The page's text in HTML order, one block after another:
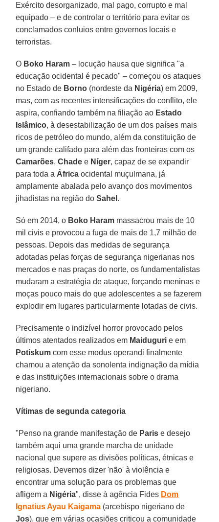
Exército desorganizado, mal pago, corrupto e mal
equipado – e de controlar o território para evitar os
conclamados conluios entre governos locais e
terroristas.
O Boko Haram – locução hausa que significa "a
educação ocidental é pecado" – começou os ataques
no Estado de Borno (nordeste da Nigéria) em 2009,
mas, com as recentes intensificações do conflito, ele
aspira, confiando também na filiação ao Estado
Islâmico, à desestabilização de um dos países mais
ricos de petróleo do mundo, além da constituição de
um grande califado para além das fronteiras com os
Camarões,Chade e Níger, capaz de se expandir
para toda a África ocidental muçulmana, já
amplamente abalada pelo avanço dos movimentos
jihadistas na região doSahel .
Só em 2014, o Boko Haram massacrou mais de 10
mil civis e provocou a fuga de mais de 1,7 milhão de
pessoas. Depois das medidas de segurança
adotadas pelas forças de segurança nigerianas nos
mercados e nas praças do norte, os fundamentalistas
mudaram a estratégia de ataque, forçando meninas e
moças pouco mais do que adolescentes a se fazerem
explodir em lugares particularmente lotadas de civis.
Precisamente o indizível horror provocado pelos
últimos atentados realizados em Maiduguri e em
Potiskum com esse modus operandi finalmente
chamou a atenção da sonolenta indignação da mídia
e das instituições internacionais sobre o drama
nigeriano.
Vítimas de segunda categoria
"Penso na grande manifestação de Paris e desejo
também aqui uma grande marcha de unidade
nacional que supere as divisões políticas, étnicas e
religiosas. Devemos dizer 'não' à violência e
encontrar uma solução para os problemas que
afligem a Nigéria", disse à agência Fides Dom
Ignatius Ayau Kaigama (arcebispo nigeriano de
Jos), que em várias ocasiões criticou a comunidade